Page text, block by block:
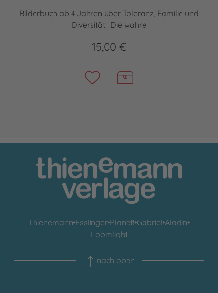
Bilderbuch ab 4 Jahren über Toleranz, Familie und
Diversität: Die wahre
15,00 €
Thienemann•Esslinger•Planet!•Gabriel•Aladin•
Loomlight
nach oben